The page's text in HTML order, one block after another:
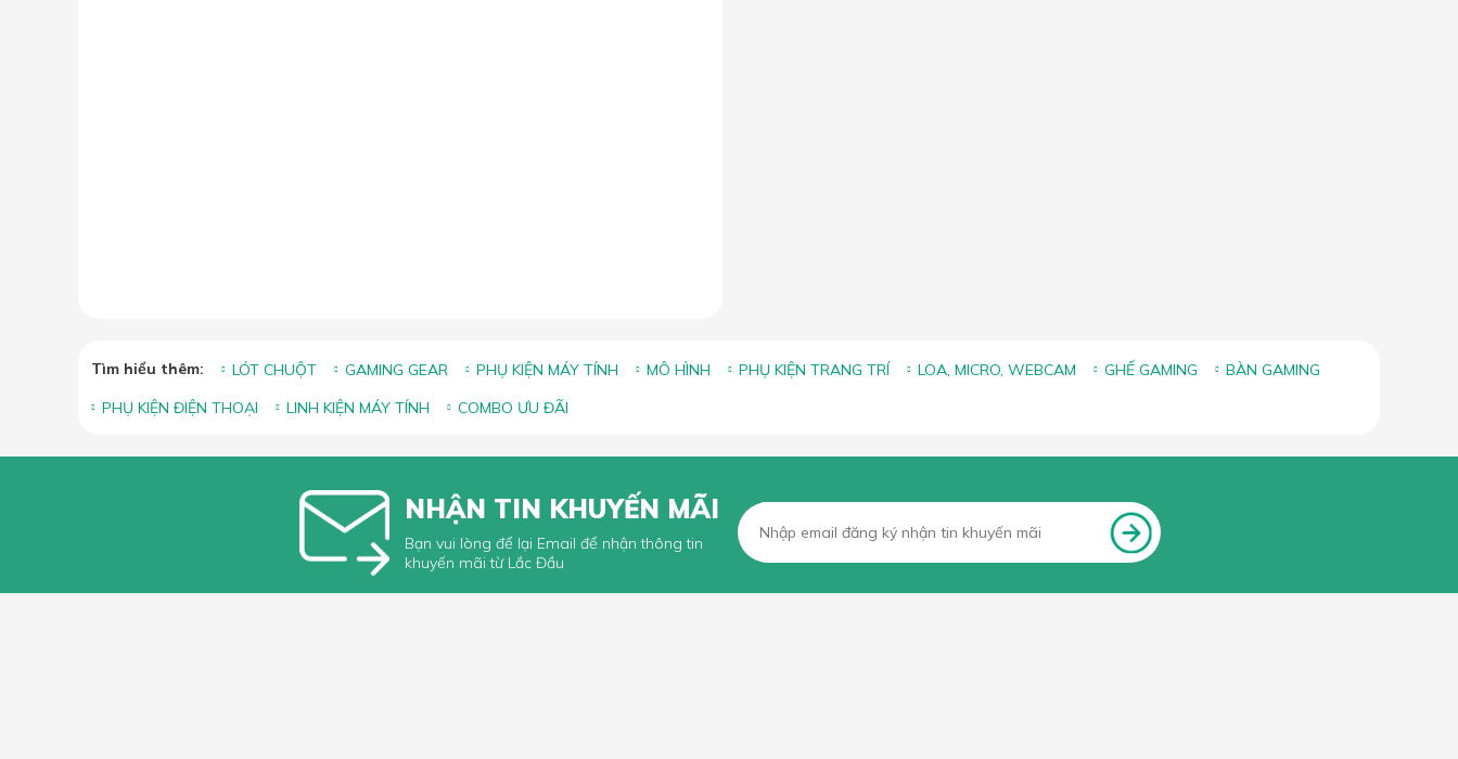
Tìm hiểu thêm: LÓT CHUỘT GAMING GEAR PHỤ KIỆN MÁY TÍNH MÔ HÌNH PHỤ KIỆN TRANG TRÍ LOA, MICRO, WEBCAM GHẾ GAMING
BÀN GAMING
PHỤ KIỆN ĐIỆN THOẠI
LINH KIỆN MÁY TÍNH COMBO ƯU ĐÃI
NHẬN TIN KHUYẾN MÃI
Bạn vui lòng để lại Email để nhận thông tin
khuyến mãi từ Lắc Đầu